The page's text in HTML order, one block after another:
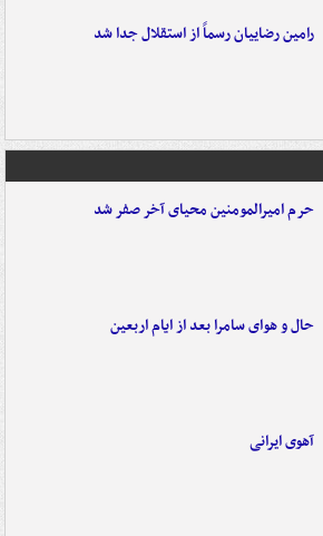
رامین رضاییان رسماً از استقلال جدا شد
حرم امیرالمومنین محیای آخر صفر شد
حال و هوای سامرا بعد از ایام اربعین
آهوی ایرانی